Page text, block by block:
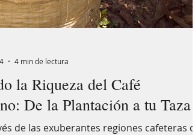
la Riqueza del Café
De la Plantación a tu Taza
de las exuberantes regiones cafeteras de
4 min de lectura